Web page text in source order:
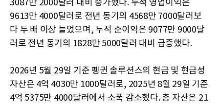
3087만 2000달러 대비 증가했다. 누적 영업이익은
9613만 4000달러로 전년 동기의 4568만 7000달러보
다 두 배 이상 늘었으며, 누적 순이익은 9077만 9000달
러로 전년 동기의 1828만 5000달러 대비 급증했다.
2026년 5월 29일 기준 펭귄 솔루션스의 현금 및 현금성
자산은 4억 4030만 1000달러로, 2025년 8월 29일 기준
4억 5375만 4000달러에서 소폭 감소했다. 총 자산은 21